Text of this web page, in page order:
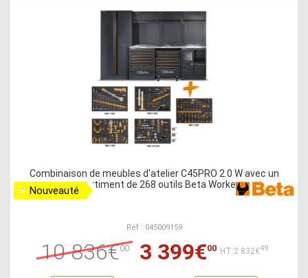
Combinaison de meubles d'atelier C45PRO 2.0 W avec un
assortiment de 268 outils Beta Worker
Nouveauté
Ref : 045009159
10 836€00 3 399€00 HT:2 832€49